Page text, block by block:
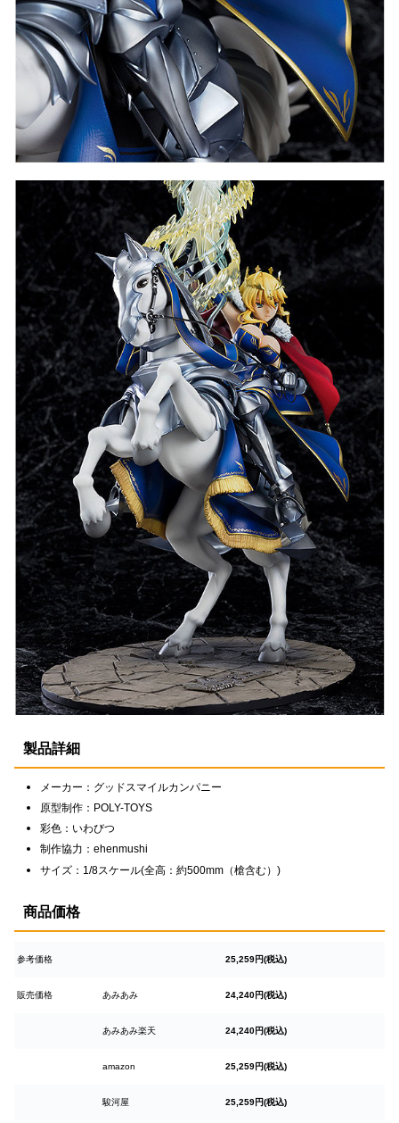
製品詳細
メーカー：グッドスマイルカンパニー
原型制作：POLY-TOYS
彩色：いわびつ
制作協力：ehenmushi
サイズ：1/8スケール(全高：約500mm（槍含む）)
商品価格
参考価格 25,259円(税込)
販売価格 あみあみ 24,240円(税込)
あみあみ楽天 24,240円(税込)
amazon 25,259円(税込)
駿河屋 25,259円(税込)